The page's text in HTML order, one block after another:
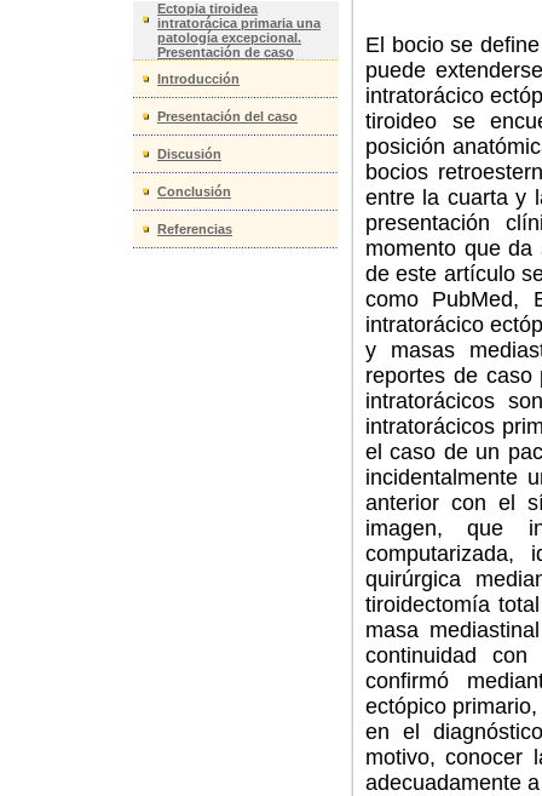
Ectopia tiroidea
intratorácica primaria una
patología excepcional.
Presentación de caso
Introducción
Presentación del caso
Discusión
Conclusión
Referencias
El bocio se
puede
intratorácico
tiroideo se
posición
bocios
entre la cuarta y
presentación
momento que da
de este artículo
como PubMed,
intratorácico
y masas
reportes de
intratorácicos
intratorácicos
el caso de un
incidentalmente
anterior con el
imagen, que
computarizada,
quirúrgica
tiroidectomía
masa
continuidad
confirmó
ectópico
en el
motivo, conocer
adecuadamente